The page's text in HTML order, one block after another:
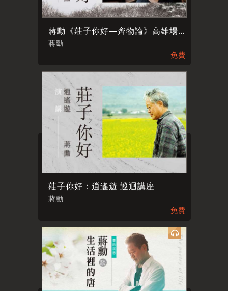
蔣勳《莊子你好—齊物論》高雄場演講
蔣勳
免費
莊子你好：逍遙遊 巡迴講座
蔣勳
免費